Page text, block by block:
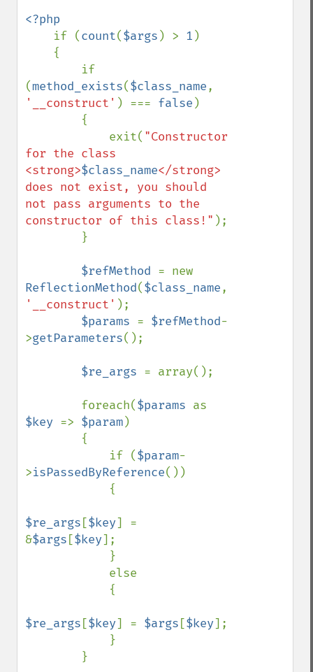
<?php
if (count($args ) > 1 )
(method_exists($class_name
'__construct' ) === false )
            exit(
"Constructor
for the class
<strong>$class_name</strong>
does not exist, you should
not pass arguments to the
constructor of this class!" );
$refMethod
ReflectionMethod($class_name
'__construct' );
$params = $refMethod-
>getParameters();
$re_args = array();
        foreach(
$params
$key => $param)
            if (
$param-
>isPassedByReference())
$re_args [$key] =
&$args [$key];
$re_args [$key] = $args [$key];